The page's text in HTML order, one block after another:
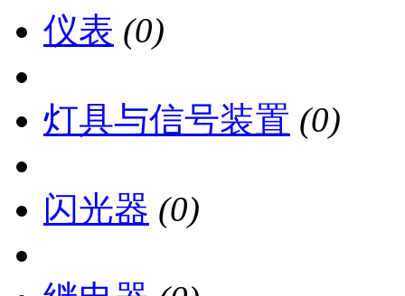
仪表 (0)
灯具与信号装置 (0)
闪光器 (0)